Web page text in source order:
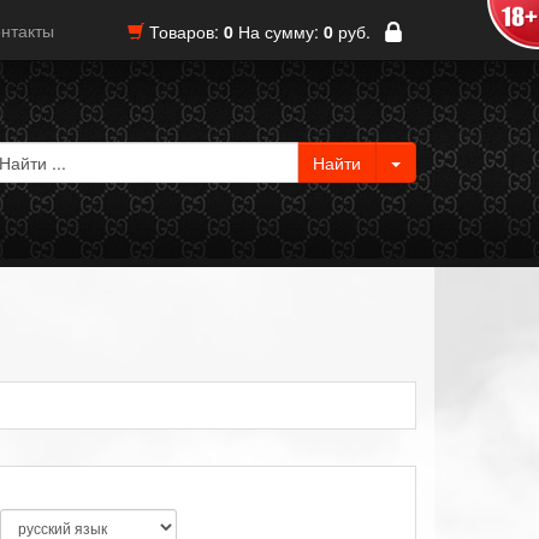
Товаров: 0 На сумму: 0 руб.